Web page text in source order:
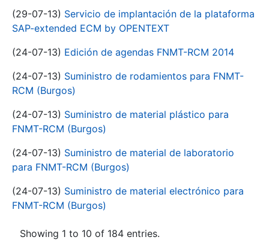
(29-07-13) Servicio de implantación de la plataforma
SAP-extended ECM by OPENTEXT
(24-07-13) Edición de agendas FNMT-RCM 2014
(24-07-13) Suministro de rodamientos para FNMT-
RCM (Burgos)
(24-07-13) Suministro de material plástico para
FNMT-RCM (Burgos)
(24-07-13) Suministro de material de laboratorio
para FNMT-RCM (Burgos)
(24-07-13) Suministro de material electrónico para
FNMT-RCM (Burgos)
Showing 1 to 10 of 184 entries.